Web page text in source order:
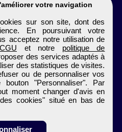
votre navigation
sur son site, dont des
En poursuivant votre
acceptez notre utilisation de
et notre politique de
des services adaptés à
des statistiques de visites.
ou de personnaliser vos
"Personnaliser". Par
moment changer d'avis en
cookies" situé en bas de